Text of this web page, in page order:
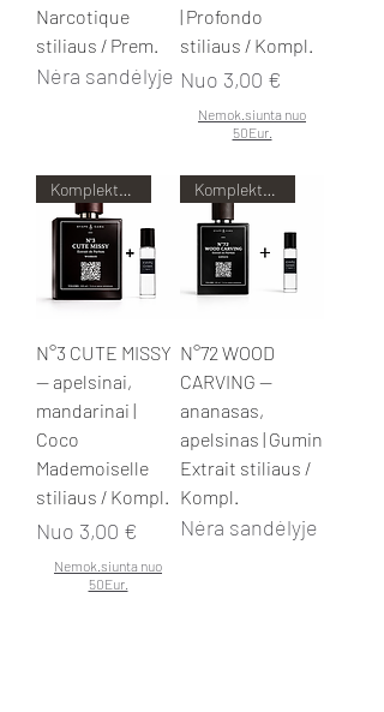
Narcotique
stiliaus / Prem.
Nėra sandėlyje
| Profondo
stiliaus / Kompl.
Nuo 3,00 €
Pardavimo kaina
Nemok.siunta nuo
50Eur.
Komplektas pigiau!
N°3 CUTE MISSY
— apelsinai,
mandarinai |
Coco
Mademoiselle
stiliaus / Kompl.
Nuo 3,00 €
Pardavimo kaina
Nemok.siunta nuo
50Eur.
Komplektas pigiau!
N°72 WOOD
CARVING —
ananasas,
apelsinas | Gumin
Extrait stiliaus /
Kompl.
Nėra sandėlyje